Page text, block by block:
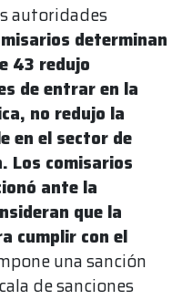
autoridades
determinan
43 redujo
de entrar en la
no redujo la
en el sector de
Los comisarios
ante la
que la
cumplir con el
una sanción
de sanciones